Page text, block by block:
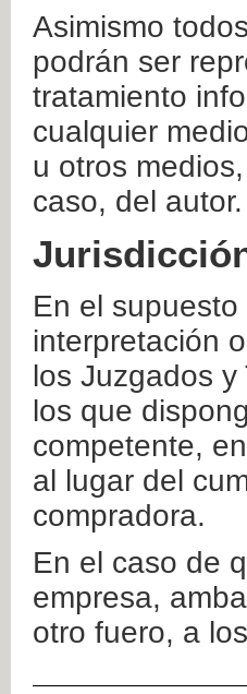
Asimismo
podrán ser
tratamiento
cualquier
u otros
caso, del autor.
En el
interpretación
los Juzgados
los que
competente,
al lugar del
compradora.
En el caso de
empresa,
otro fuero, a